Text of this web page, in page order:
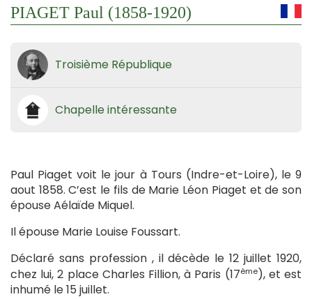
PIAGET Paul (1858-1920)
Troisième République
Chapelle intéressante
Paul Piaget voit le jour à Tours (Indre-et-Loire), le 9
aout 1858. C’est le fils de Marie Léon Piaget et de son
épouse Aélaïde Miquel.
Il épouse Marie Louise Foussart.
Déclaré sans profession , il décède le 12 juillet 1920,
chez lui, 2 place Charles Fillion, à Paris (17ème), et est
inhumé le 15 juillet.